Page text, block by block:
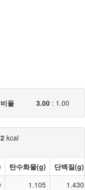
비율 3.00 : 1.00
kcal
탄수화물(g)
단백질(g)
1.105
1.430